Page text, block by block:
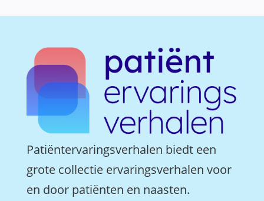
Patiëntervaringsverhalen biedt een
grote collectie ervaringsverhalen voor
en door patiënten en naasten.